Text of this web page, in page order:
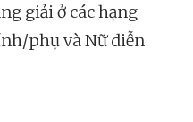
giải ở các hạng
phụ và Nữ diễn